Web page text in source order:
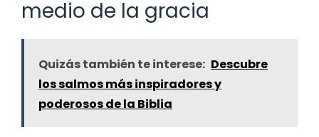
medio de la gracia
Quizás también te interese: Descubre
los salmos más inspiradores y
poderosos de la Biblia